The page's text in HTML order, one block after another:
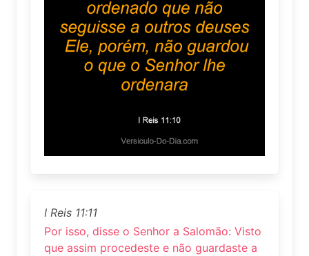
I Reis 11:11
Por isso, disse o Senhor a Salomão: Visto
que assim procedeste e não guardaste a